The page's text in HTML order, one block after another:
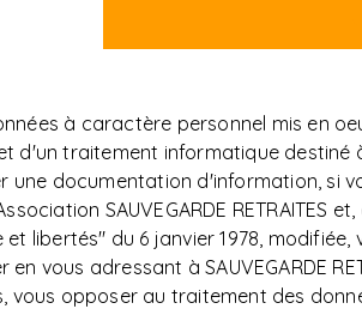
à caractère personnel mis en
d'un traitement informatique destiné
une documentation d'information, si
SAUVEGARDE RETRAITES
libertés" du 6 janvier 1978,
vous adressant à SAUVEGARDE
vous opposer au traitement des